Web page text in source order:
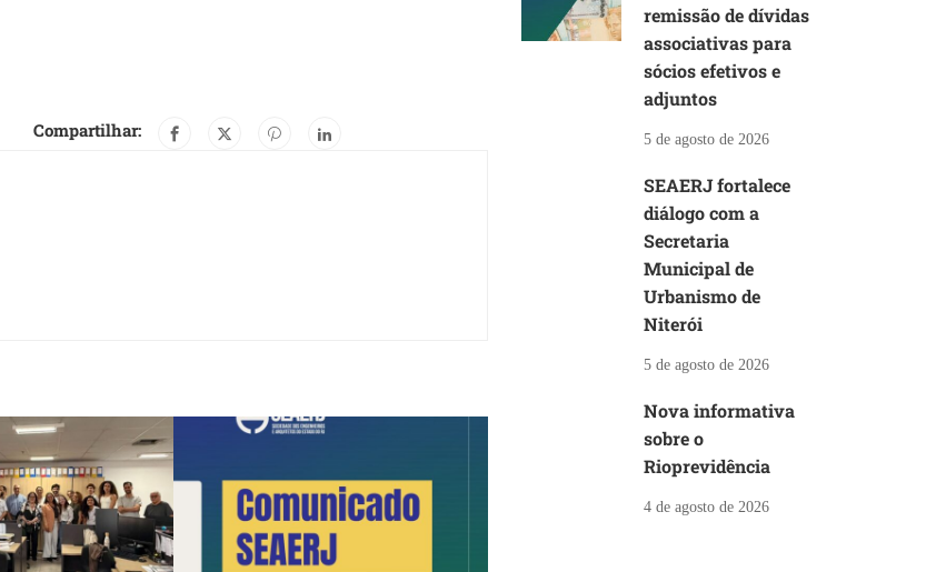
Compartilhar:
remissão de dívidas
associativas para
sócios efetivos e
adjuntos
5 de agosto de 2026
SEAERJ fortalece
diálogo com a
Secretaria
Municipal de
Urbanismo de
Niterói
5 de agosto de 2026
Nova informativa
sobre o
Rioprevidência
4 de agosto de 2026